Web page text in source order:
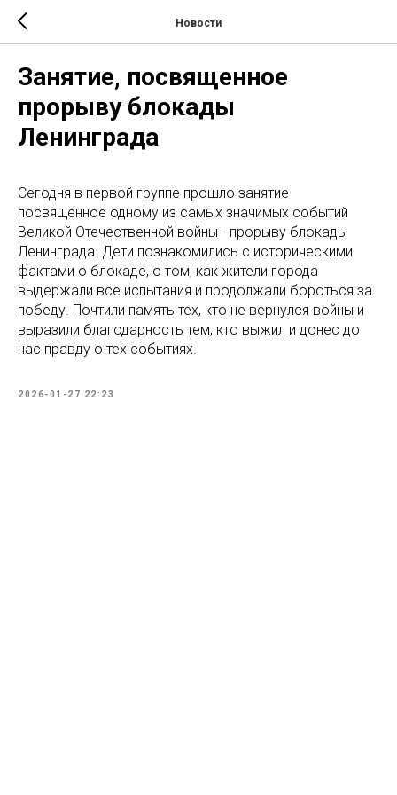
Новости
Занятие, посвященное
прорыву блокады
Ленинграда
Сегодня в первой группе прошло занятие
посвященное одному из самых значимых событий
Великой Отечественной войны - прорыву блокады
Ленинграда. Дети познакомились с историческими
фактами о блокаде, о том, как жители города
выдержали все испытания и продолжали бороться за
победу. Почтили память тех, кто не вернулся войны и
выразили благодарность тем, кто выжил и донес до
нас правду о тех событиях.
2026-01-27 22:23